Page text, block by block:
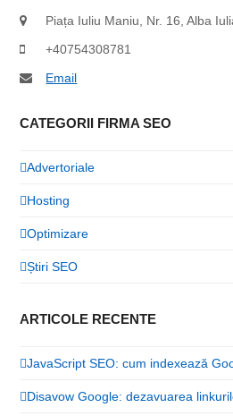
Piața Iuliu Maniu, Nr. 16, Alba
+40754308781
Email
CATEGORII FIRMA SEO
Advertoriale
Hosting
Optimizare
Știri SEO
ARTICOLE RECENTE
JavaScript SEO: cum indexează
Disavow Google: dezavuarea